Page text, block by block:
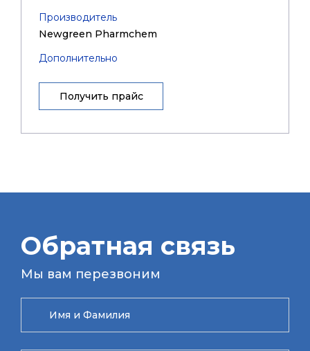
Производитель
Newgreen Pharmchem
Дополнительно
Получить прайс
Обратная связь
Мы вам перезвоним